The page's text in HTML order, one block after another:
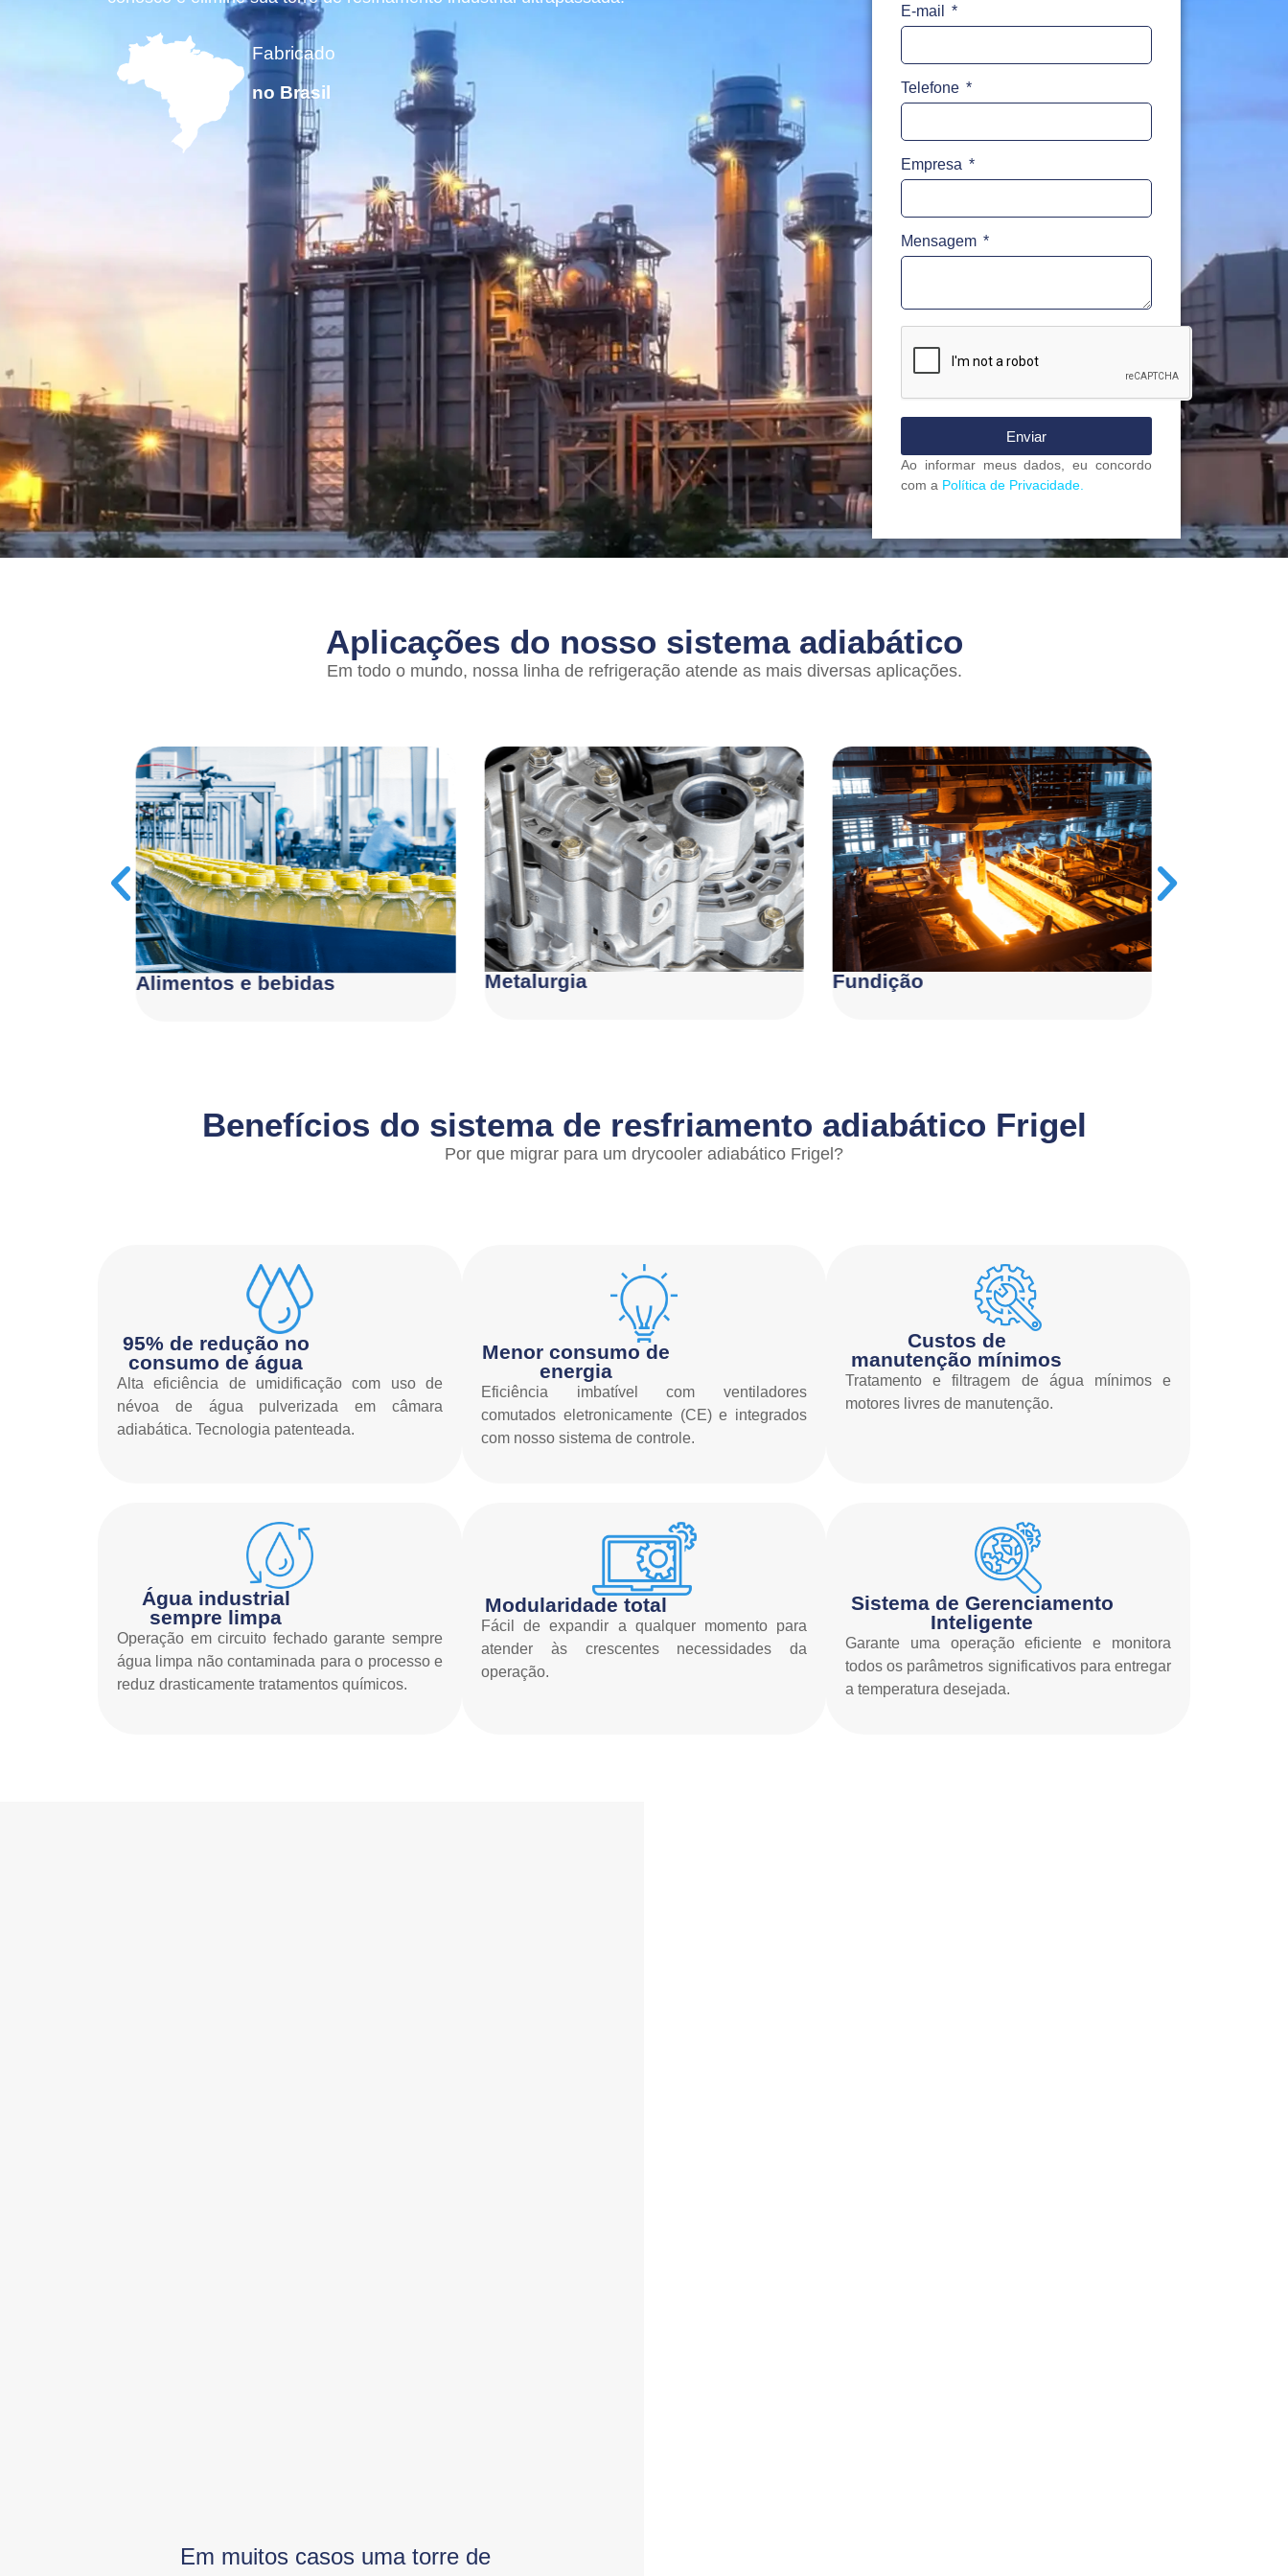
Fabricado
no Brasil
E-mail
Telefone
Empresa
Mensagem
Enviar
Ao informar meus dados, eu concordo
com a Política de Privacidade.
Aplicações do nosso sistema adiabático
Em todo o mundo, nossa linha de refrigeração atende as mais diversas aplicações.
Alimentos e bebidas Metalurgia Fundição
Benefícios do sistema de resfriamento adiabático Frigel
Por que migrar para um drycooler adiabático Frigel?
95% de redução no
consumo de água
Alta eficiência de umidificação com uso de
névoa de água pulverizada em câmara
adiabática. Tecnologia patenteada.
Menor consumo de
energia
Eficiência imbatível com ventiladores
comutados eletronicamente (CE) e integrados
com nosso sistema de controle.
Custos de
manutenção mínimos
Tratamento e filtragem de água mínimos e
motores livres de manutenção.
Água industrial
sempre limpa
Operação em circuito fechado garante sempre
água limpa não contaminada para o processo e
reduz drasticamente tratamentos químicos.
Modularidade total
Fácil de expandir a qualquer momento para
atender às crescentes necessidades da
operação.
Sistema de Gerenciamento
Inteligente
Garante uma operação eficiente e monitora
todos os parâmetros significativos para entregar
a temperatura desejada.
Em muitos casos uma torre de